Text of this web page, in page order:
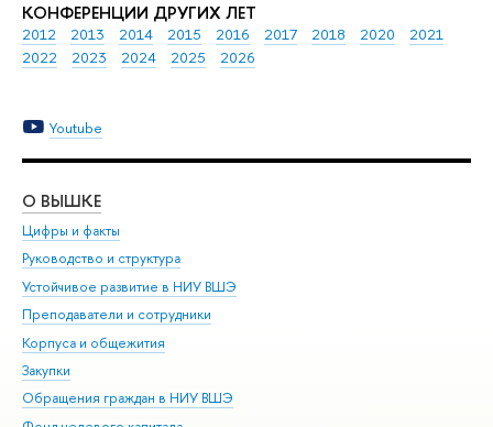
КОНФЕРЕНЦИИ ДРУГИХ ЛЕТ
2012 2013 2014 2015 2016 2017 2018 2020
2021
2022
2023 2024 2025 2026
Youtube
О ВЫШКЕ
Цифры и факты
Руководство и структура
Устойчивое развитие в НИУ ВШЭ
Преподаватели и сотрудники
Корпуса и общежития
Закупки
Обращения граждан в НИУ ВШЭ